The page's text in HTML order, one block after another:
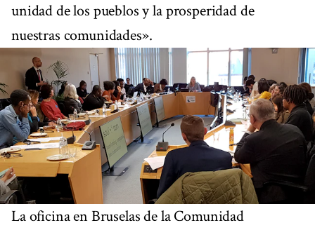
unidad de los pueblos y la prosperidad de
nuestras comunidades».
La oficina en Bruselas de la Comunidad